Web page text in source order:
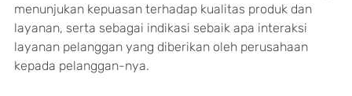
menunjukan kepuasan terhadap kualitas produk dan
layanan, serta sebagai indikasi sebaik apa interaksi
layanan pelanggan yang diberikan oleh perusahaan
kepada pelanggan-nya.